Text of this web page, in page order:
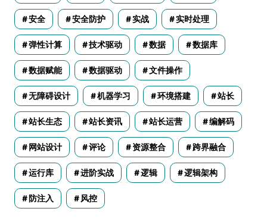
安全 安全防护 实战 实时处理
弹性计算 技术驱动 数据 数据库
数据赋能 数据驱动 文件操作
无障碍设计 机器学习 环境搭建 站长
站长生态 站长资讯 站长运营 编解码
网站设计 评论 资源整合 跨界融合
运行库 进阶实战 逻辑 逻辑架构
防注入 风控